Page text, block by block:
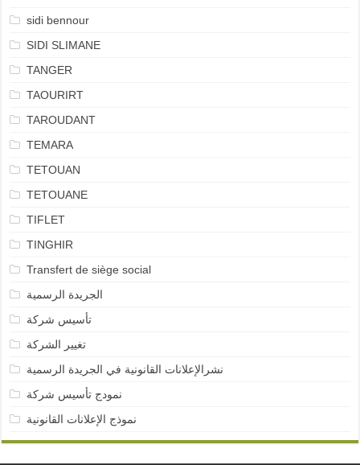
sidi bennour
SIDI SLIMANE
TANGER
TAOURIRT
TAROUDANT
TEMARA
TETOUAN
TETOUANE
TIFLET
TINGHIR
Transfert de siège social
الجريدة الرسمية
تأسيس شركة
تغيير الشركة
نشرالإعلانات القانونية في الجريدة الرسمية
نمودج تأسيس شركة
نموذج الإعلانات القانونية